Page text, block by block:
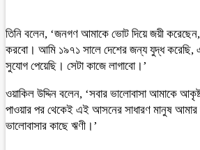
তিনি বলেন, ‘জনগণ আমাকে ভোট দিয়ে জয়ী
করবো। আমি ১৯৭১ সালে দেশের জন্য যুদ্ধ করেছি,
সুযোগ পেয়েছি। সেটা কাজে লাগাবো।’
ওয়াকিল উদ্দিন বলেন, ‘সবার ভালোবাসা আমাকে
পাওয়ার পর থেকেই এই আসনের সাধারণ মানুষ
ভালোবাসার কাছে ঋণী।’